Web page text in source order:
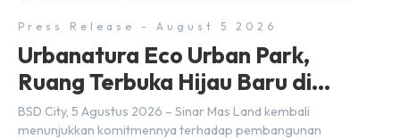
Press Release - August 5 2026
Urbanatura Eco Urban Park,
Ruang Terbuka Hijau Baru di
BSD City
BSD City, 5 Agustus 2026 – Sinar Mas Land kembali
menunjukkan komitmennya terhadap pembangunan